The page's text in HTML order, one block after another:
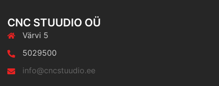
CNC STUUDIO OÜ
Värvi 5
5029500
info@cncstuudio.ee